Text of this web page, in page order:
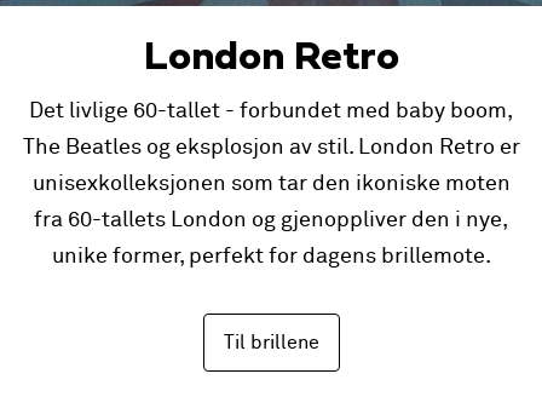
London Retro
Det livlige 60-tallet - forbundet med baby boom,
The Beatles og eksplosjon av stil. London Retro er
unisexkolleksjonen som tar den ikoniske moten
fra 60-tallets London og gjenoppliver den i nye,
unike former, perfekt for dagens brillemote.
Til brillene